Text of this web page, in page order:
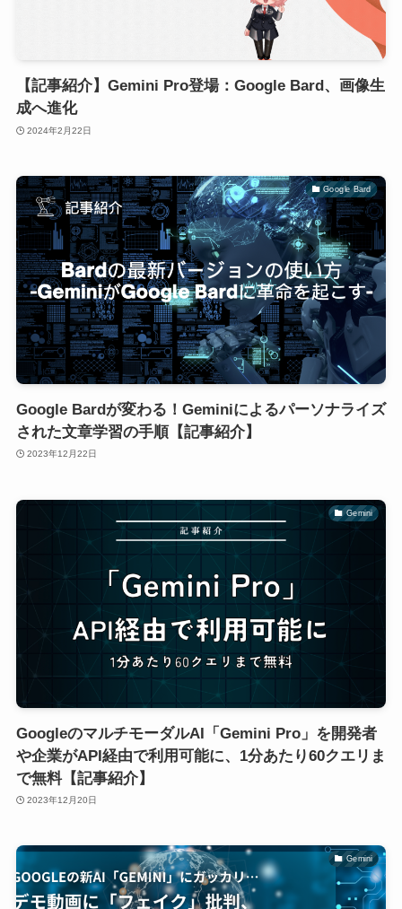
【記事紹介】Gemini Pro登場：Google Bard、画像生
成へ進化
2024年2月22日
Google Bard
Google Bardが変わる！Geminiによるパーソナライズ
された文章学習の手順【記事紹介】
2023年12月22日
Gemini
GoogleのマルチモーダルAI「Gemini Pro」を開発者
や企業がAPI経由で利用可能に、1分あたり60クエリま
で無料【記事紹介】
2023年12月20日
Gemini